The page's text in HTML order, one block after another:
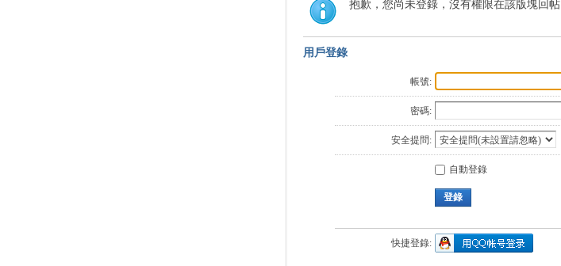
抱歉，您尚未登錄，沒有權限在該版塊回帖
用戶登錄
帳號:
密碼:
安全提問:
自動登錄
登錄
快捷登錄: